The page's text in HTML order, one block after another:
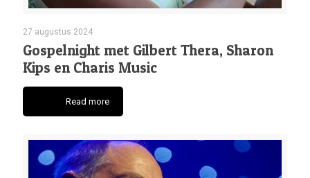
27 augustus 2024
Gospelnight met Gilbert Thera, Sharon
Kips en Charis Music
Read more